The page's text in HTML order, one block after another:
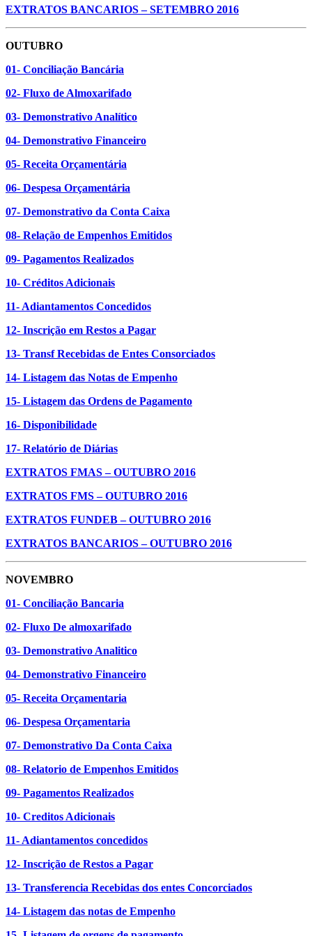
EXTRATOS BANCARIOS – SETEMBRO 2016
OUTUBRO
01- Conciliação Bancária
02- Fluxo de Almoxarifado
03- Demonstrativo Analítico
04- Demonstrativo Financeiro
05- Receita Orçamentária
06- Despesa Orçamentária
07- Demonstrativo da Conta Caixa
08- Relação de Empenhos Emitidos
09- Pagamentos Realizados
10- Créditos Adicionais
11- Adiantamentos Concedidos
12- Inscrição em Restos a Pagar
13- Transf Recebidas de Entes Consorciados
14- Listagem das Notas de Empenho
15- Listagem das Ordens de Pagamento
16- Disponibilidade
17- Relatório de Diárias
EXTRATOS FMAS – OUTUBRO 2016
EXTRATOS FMS – OUTUBRO 2016
EXTRATOS FUNDEB – OUTUBRO 2016
EXTRATOS BANCARIOS – OUTUBRO 2016
NOVEMBRO
01- Conciliação Bancaria
02- Fluxo De almoxarifado
03- Demonstrativo Analitico
04- Demonstrativo Financeiro
05- Receita Orçamentaria
06- Despesa Orçamentaria
07- Demonstrativo Da Conta Caixa
08- Relatorio de Empenhos Emitidos
09- Pagamentos Realizados
10- Creditos Adicionais
11- Adiantamentos concedidos
12- Inscrição de Restos a Pagar
13- Transferencia Recebidas dos entes Concorciados
14- Listagem das notas de Empenho